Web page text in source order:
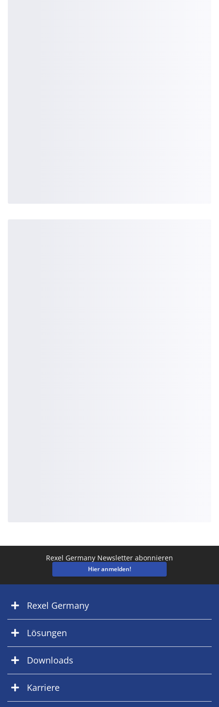
Rexel Germany Newsletter abonnieren
Hier anmelden!
Rexel Germany
Lösungen
Downloads
Karriere